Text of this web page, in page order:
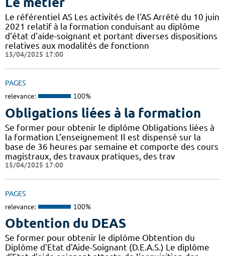
Le référentiel AS Les activités de l'AS Arrêté du 10 juin
2021 relatif à la formation conduisant au diplôme
d'état d'aide-soignant et portant diverses dispositions
relatives aux modalités de fonctionn
15/04/2025 17:00
PAGES
relevance: 100%
Obligations liées à la formation
Se former pour obtenir le diplôme Obligations liées à
la formation L’enseignement Il est dispensé sur la
base de 36 heures par semaine et comporte des cours
magistraux, des travaux pratiques, des trav
15/04/2025 17:00
PAGES
relevance: 100%
Obtention du DEAS
Se former pour obtenir le diplôme Obtention du
Diplôme d'Etat d'Aide-Soignant (D.E.A.S.) Le diplôme